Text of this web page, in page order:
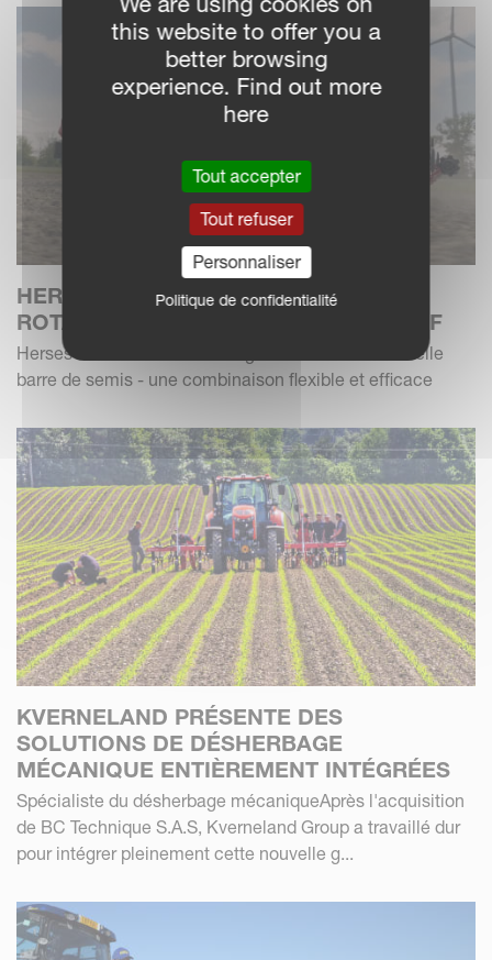
HERSE ROTATIVE KVERNELANDS
ROTAGO F AVEC SEMOIR F-DRILL CB F
Herses rotatives de nouvelle génération avec nouvelle
barre de semis - une combinaison flexible et efficace
KVERNELAND PRÉSENTE DES
SOLUTIONS DE DÉSHERBAGE
MÉCANIQUE ENTIÈREMENT INTÉGRÉES
Spécialiste du désherbage mécaniqueAprès l'acquisition
de BC Technique S.A.S, Kverneland Group a travaillé dur
pour intégrer pleinement cette nouvelle g...
this website to offer you a
better browsing
experience. Find out more
here
Tout accepter
Tout refuser
Personnaliser
Politique de confidentialité